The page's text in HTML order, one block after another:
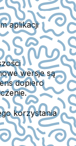
aplikacji
wersje są
dopiero
korzystania